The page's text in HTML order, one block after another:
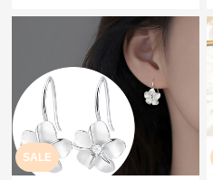
SALE